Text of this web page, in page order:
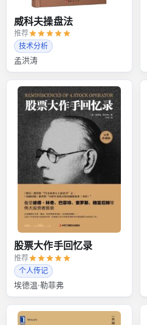
威科夫操盘法
推荐
技术分析
孟洪涛
股票大作手回忆录
推荐
个人传记
埃德温·勒菲弗